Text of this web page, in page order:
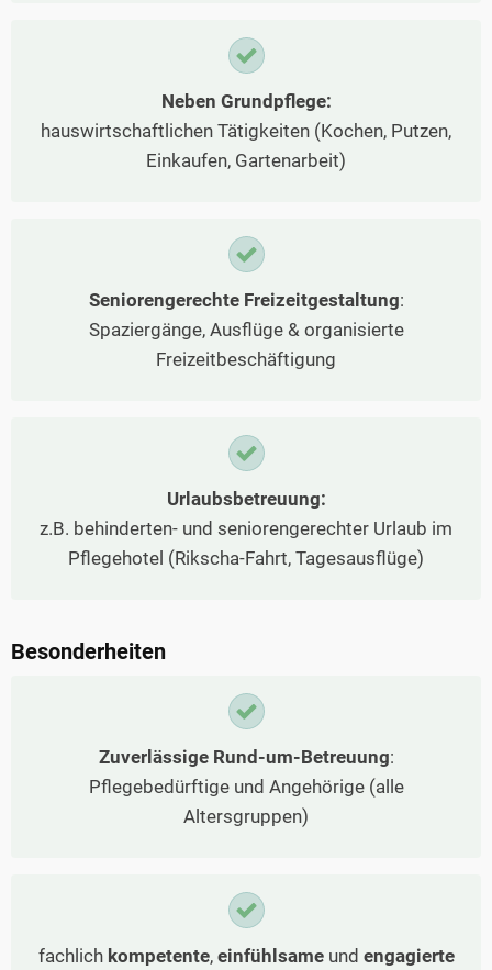
Neben Grundpflege:
hauswirtschaftlichen Tätigkeiten (Kochen, Putzen,
Einkaufen, Gartenarbeit)
Seniorengerechte Freizeitgestaltung:
Spaziergänge, Ausflüge & organisierte
Freizeitbeschäftigung
Urlaubsbetreuung:
z.B. behinderten- und seniorengerechter Urlaub im
Pflegehotel (Rikscha-Fahrt, Tagesausflüge)
Besonderheiten
Zuverlässige Rund-um-Betreuung:
Pflegebedürftige und Angehörige (alle
Altersgruppen)
fachlich kompetente, einfühlsameund engagierte